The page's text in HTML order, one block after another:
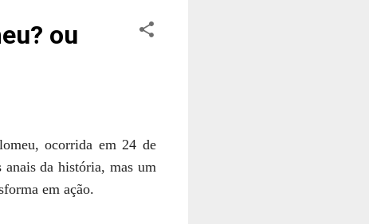
ou
ocorrida em 24 de
anais da história, mas um
em ação.